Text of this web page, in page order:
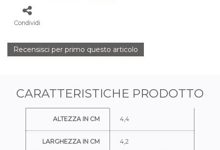
Condividi
Recensisci per primo questo articolo
CARATTERISTICHE PRODOTTO
ALTEZZA IN CM 4,4
LARGHEZZA IN CM 4,2